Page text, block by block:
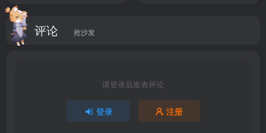
评论 抢沙发
请登录后发表评论
登录 注册